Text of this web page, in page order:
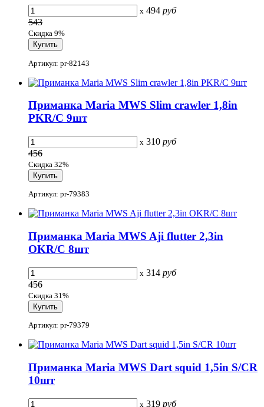
x 494 руб
543
Скидка 9%
Артикул: pr-82143
Приманка Maria MWS Slim crawler 1,8in
PKR/C 9шт
x 310 руб
456
Скидка 32%
Артикул: pr-79383
Приманка Maria MWS Aji flutter 2,3in
OKR/C 8шт
x 314 руб
456
Скидка 31%
Артикул: pr-79379
Приманка Maria MWS Dart squid 1,5in S/CR
10шт
x 319 руб